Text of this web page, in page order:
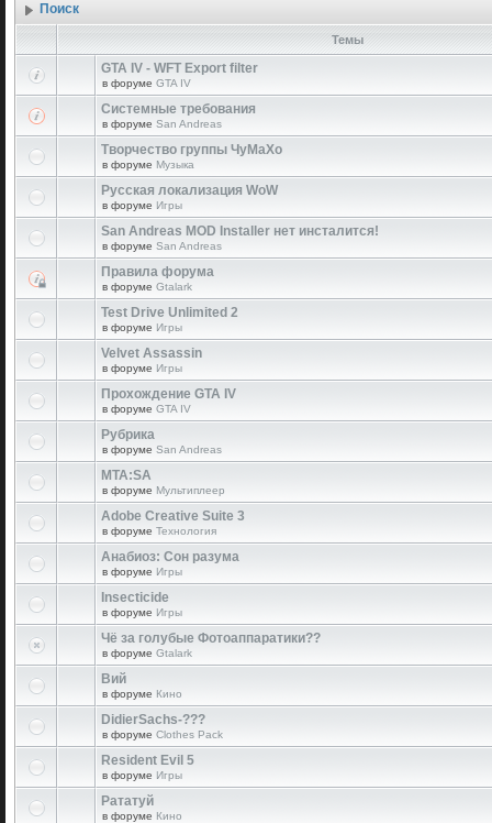
Поиск
Темы
GTA IV - WFT Export filter
в форуме GTA IV
Системные требования
в форуме San Andreas
Творчество группы ЧуМаХо
в форуме Музыка
Русская локализация WoW
в форуме Игры
San Andreas MOD Installer нет инсталится!
в форуме San Andreas
Правила форума
в форуме Gtalark
Test Drive Unlimited 2
в форуме Игры
Velvet Assassin
в форуме Игры
Прохождение GTA IV
в форуме GTA IV
Рубрика
в форуме San Andreas
MTA:SA
в форуме Мультиплеер
Adobe Creative Suite 3
в форуме Технология
Анабиоз: Сон разума
в форуме Игры
Insecticide
в форуме Игры
Чё за голубые Фотоаппаратики??
в форуме Gtalark
Вий
в форуме Кино
DidierSachs-???
в форуме Clothes Pack
Resident Evil 5
в форуме Игры
Рататуй
в форуме Кино